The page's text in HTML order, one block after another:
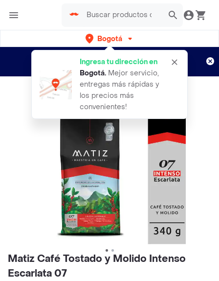
Bogotá
Ingresa tu dirección en
Bogotá. Mejor servicio,
entregas más rápidas y
los precios más
convenientes!
envíos gratis por semanas
Aplican TyC
Matiz Café Tostado y Molido Intenso
Escarlata 07